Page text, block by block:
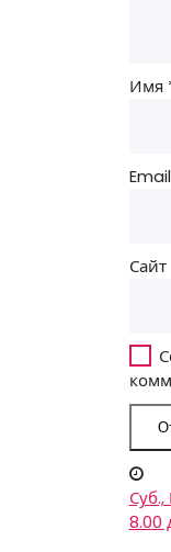
Имя
Email
Сайт
Суб.,
8.00